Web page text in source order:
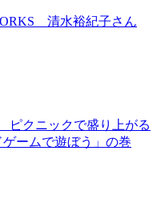
清水裕紀子さん
ピクニックで盛り上がる
ゲームで遊ぼう」の巻